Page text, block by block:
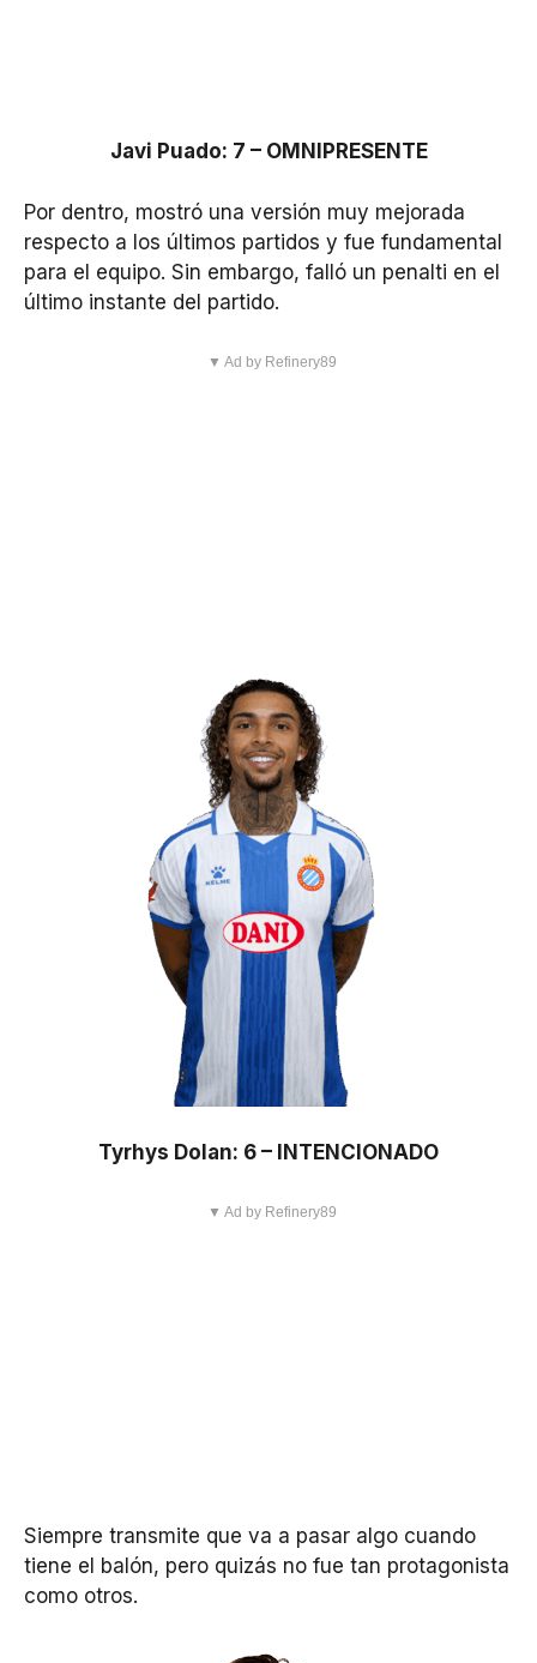
Javi Puado: 7 – OMNIPRESENTE
Por dentro, mostró una versión muy mejorada
respecto a los últimos partidos y fue fundamental
para el equipo. Sin embargo, falló un penalti en el
último instante del partido.
▼ Ad by Refinery89
Tyrhys Dolan: 6 – INTENCIONADO
▼ Ad by Refinery89
Siempre transmite que va a pasar algo cuando
tiene el balón, pero quizás no fue tan protagonista
como otros.